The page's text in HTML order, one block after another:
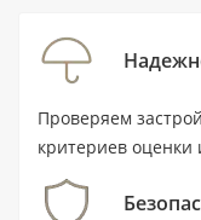
запланирована
планировке
позволит
000 AED.
Проверяем
критериев оценки